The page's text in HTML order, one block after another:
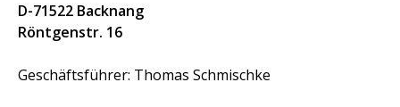
D-71522 Backnang
Röntgenstr. 16
Geschäftsführer: Thomas Schmischke